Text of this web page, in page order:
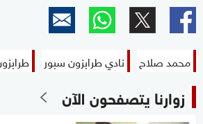
محمد صلاح نادي طرابزون سبور
زوارنا يتصفحون الآن